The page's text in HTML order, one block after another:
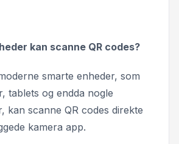
kan scanne QR codes?
smarte enheder, som
tablets og endda nogle
kan scanne QR codes direkte
kamera app.